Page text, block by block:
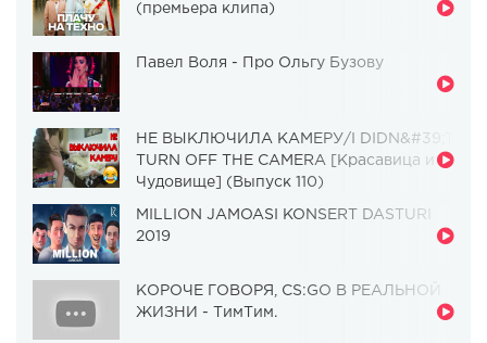
(премьера клипа)
Павел Воля - Про Ольгу Бузову
НЕ ВЫКЛЮЧИЛА КАМЕРУ/I DIDN&#39;T
TURN OFF THE CAMERA [Красавица и
Чудовище] (Выпуск 110)
MILLION JAMOASI KONSERT DASTURI
2019
КОРОЧЕ ГОВОРЯ, CS:GO В РЕАЛЬНОЙ
ЖИЗНИ - ТимТим.